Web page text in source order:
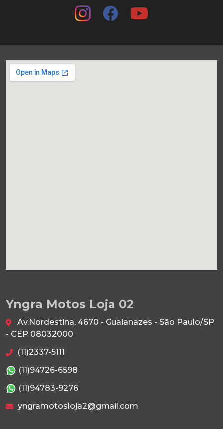
Yngra Motos Loja 02
Av.Nordestina, 4670 - Guaianazes - São Paulo/SP
- CEP 08032000
(11)2337-5111
(11)94726-6598
(11)94783-9276
yngramotosloja2@gmail.com